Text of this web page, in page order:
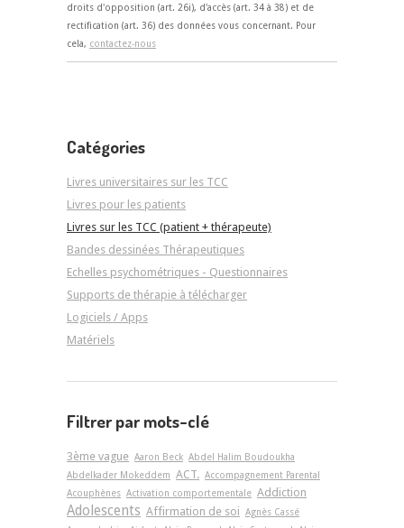
droits d'opposition (art. 26i), d'accès (art. 34 à 38) et de
rectification (art. 36) des données vous concernant. Pour
cela, contactez-nous
Catégories
Livres universitaires sur les TCC
Livres pour les patients
Livres sur les TCC (patient + thérapeute)
Bandes dessinées Thérapeutiques
Echelles psychométriques - Questionnaires
Supports de thérapie à télécharger
Logiciels / Apps
Matériels
Filtrer par mots-clé
3ème vague Aaron Beck Abdel Halim Boudoukha
Abdelkader Mokeddem ACT. Accompagnement Parental
Acouphènes Activation comportementale Addiction
Adolescents Affirmation de soi Agnès Cassé